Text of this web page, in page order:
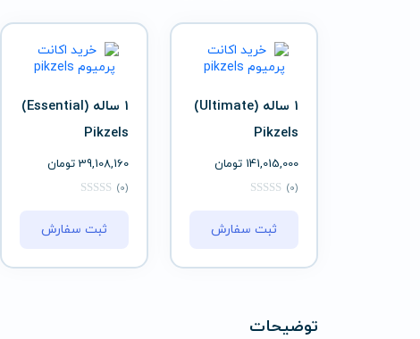
1 ساله (Ultimate)
Pikzels
141,015,000 تومان
(0)
ثبت سفارش
1 ساله (Essential)
Pikzels
39,108,160 تومان
(0)
ثبت سفارش
توضیحات